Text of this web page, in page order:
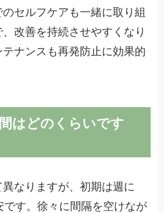
セルフケアも一緒に取り組
改善を持続させやすくなり
ナンスも再発防止に効果的
はどのくらいです
なりますが、初期は週に
です。徐々に間隔を空けなが